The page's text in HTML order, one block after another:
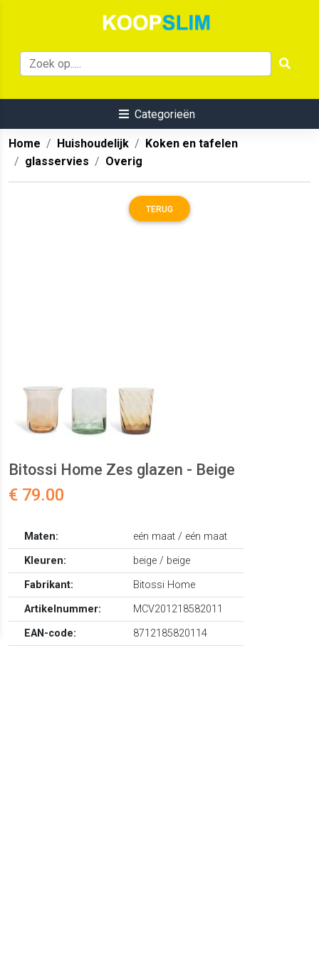
Categorieën
Home Huishoudelijk
Koken en tafelen
glasservies
Overig
TERUG
Bitossi Home Zes glazen - Beige
€ 79.00
Maten:
eén maat / eén maat
Kleuren:
beige / beige
Fabrikant:
Bitossi Home
Artikelnummer:
MCV201218582011
EAN-code:
8712185820114